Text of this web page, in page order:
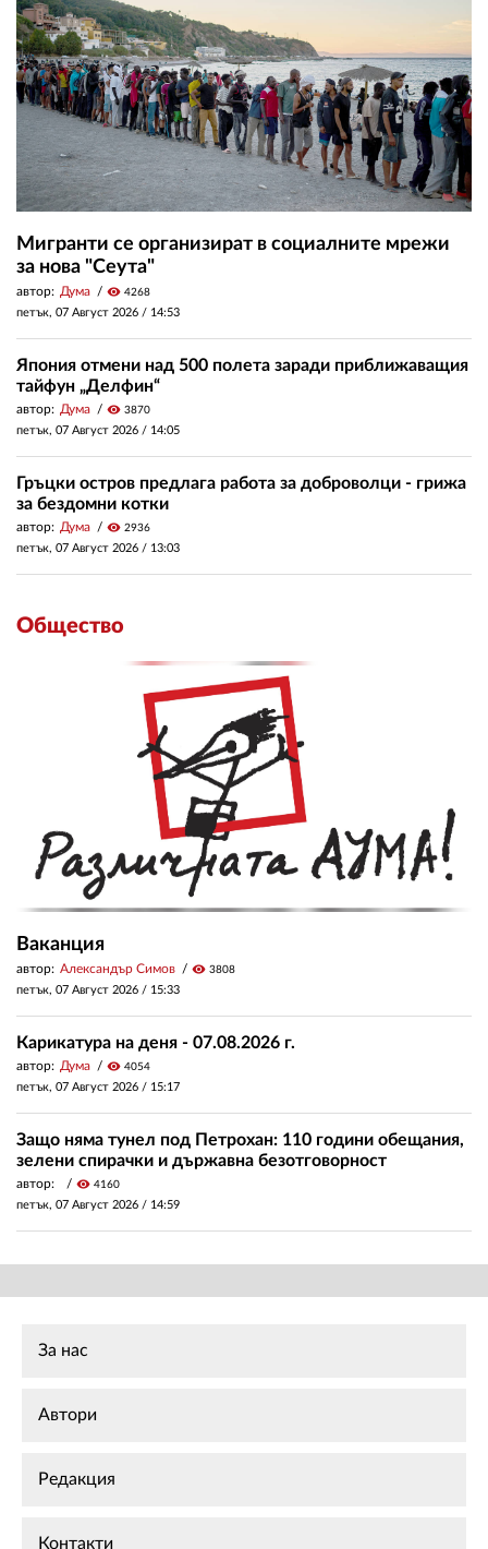
Мигранти се организират в социалните мрежи
за нова "Сеута"
автор: Дума visibility 4268
петък, 07 Август 2026 / 14:53
Япония отмени над 500 полета заради приближаващия
тайфун „Делфин“
автор: Дума visibility 3870
петък, 07 Август 2026 / 14:05
Гръцки остров предлага работа за доброволци - грижа
за бездомни котки
автор: Дума visibility 2936
петък, 07 Август 2026 / 13:03
Общество
Ваканция
автор: Александър Симов visibility 3808
петък, 07 Август 2026 / 15:33
Карикатура на деня - 07.08.2026 г.
автор: Дума visibility 4054
петък, 07 Август 2026 / 15:17
Защо няма тунел под Петрохан: 110 години обещания,
зелени спирачки и държавна безотговорност
автор: visibility 4160
петък, 07 Август 2026 / 14:59
За нас
Автори
Редакция
Контакти